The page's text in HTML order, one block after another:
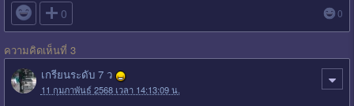
 0 0
ความคิดเห็นที่ 3
เกรียนระดับ 7 ว
11 กุมภาพันธ์ 2568 เวลา 14:13:09 น.